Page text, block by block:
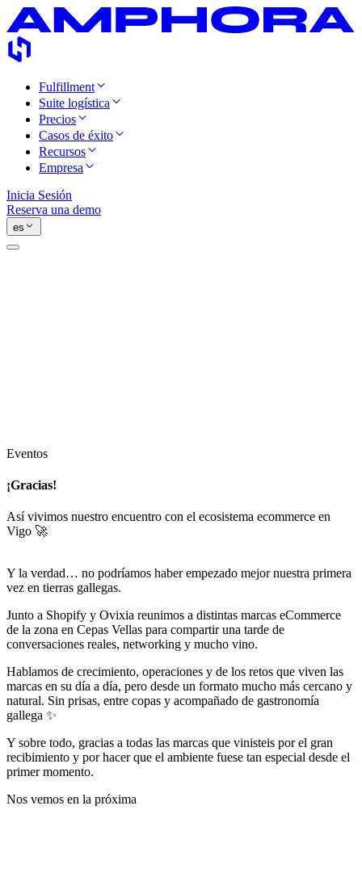
Fulfillment
Suite logística
Precios
Casos de éxito
Recursos
Empresa
Inicia Sesión
Reserva una demo
es
Eventos
¡Gracias!
Así vivimos nuestro encuentro con el ecosistema ecommerce en
Vigo 🚀
Y la verdad… no podríamos haber empezado mejor nuestra primera
vez en tierras gallegas.
Junto a Shopify y Ovixia reunimos a distintas marcas eCommerce
de la zona en Cepas Vellas para compartir una tarde de
conversaciones reales, networking y mucho vino.
Hablamos de crecimiento, operaciones y de los retos que viven las
marcas en su día a día, pero desde un formato mucho más cercano y
natural. Sin prisas, entre copas y acompañado de gastronomía
gallega ✨
Y sobre todo, gracias a todas las marcas que vinisteis por el gran
recibimiento y por hacer que el ambiente fuese tan especial desde el
primer momento.
Nos vemos en la próxima